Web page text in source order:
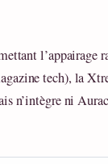
l’appairage
tech), la
n’intègre ni